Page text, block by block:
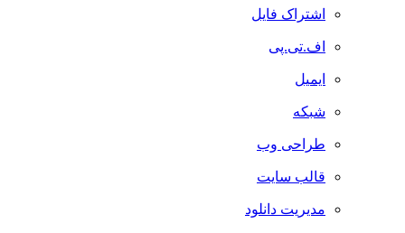
اشتراک فایل
اف.تی.پی
ایمیل
شبکه
طراحی وب
قالب سایت
مدیریت دانلود